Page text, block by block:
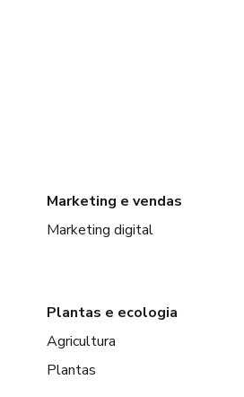
Marketing e vendas
Marketing digital
Plantas e ecologia
Agricultura
Plantas